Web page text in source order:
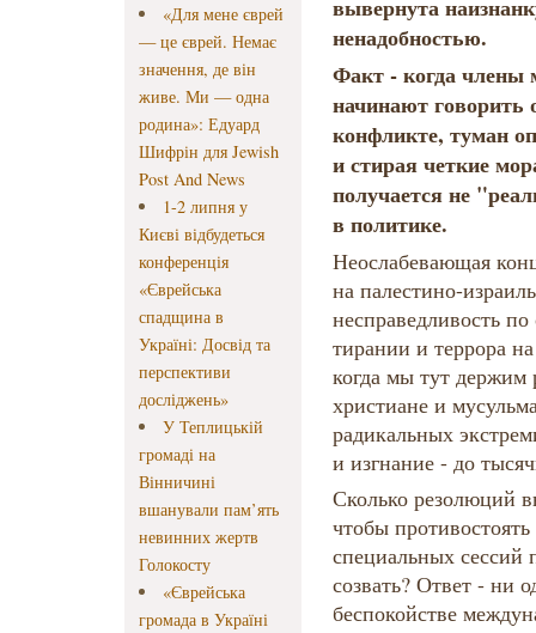
«Для мене єврей
— це єврей. Немає
значення, де він
живе. Ми — одна
родина»: Едуард
Шифрін для Jewish
Post And News
1-2 липня у
Києві відбудеться
конференція
«Єврейська
спадщина в
Україні: Досвід та
перспективи
досліджень»
У Теплицькій
громаді на
Вінничині
вшанували пам’ять
невинних жертв
Голокосту
«Єврейська
громада в Україні
вывернута
ненадобностью.
Факт - когда члены
начинают говорить
конфликте, туман
и стирая четкие
получается не
в политике.
Неослабевающая
на палестино-
несправедливость
тирании и террора
когда мы тут
христиане и
радикальных
и изгнание - до
Сколько резолюций
чтобы
специальных
созвать? Ответ - ни
беспокойстве